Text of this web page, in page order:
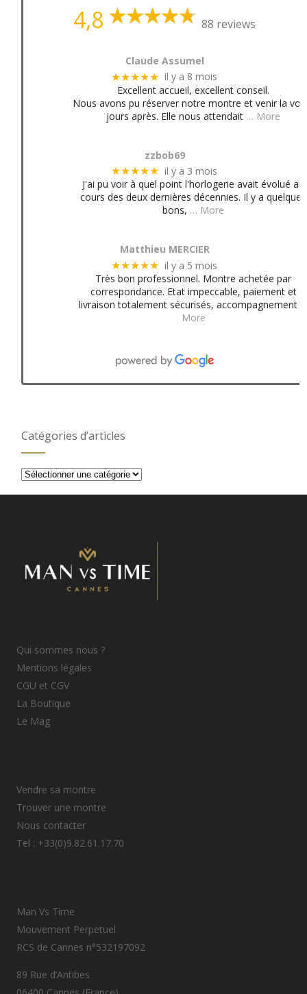
4,8 88 reviews
Claude Assumel
★★★★★ il y a 8 mois
Excellent accueil, excellent conseil.
Nous avons pu réserver notre montre et venir la
jours après. Elle nous attendait … More
zzbob69
★★★★★ il y a 3 mois
J'ai pu voir à quel point l'horlogerie avait évolué au
cours des deux dernières décennies. Il y a quelques
bons, … More
Matthieu MERCIER
★★★★★ il y a 5 mois
Très bon professionnel. Montre achetée par
correspondance. Etat impeccable, paiement et
livraison totalement sécurisés, accompagnement
More
Catégories d’articles
Catégories
Qui sommes nous ?
Mentions légales
CGU et CGV
La Boutique
Le Mag
Vendre sa montre
Trouver une montre
Nous contacter
Tel : +33(0)9.82.61.17.70
Man Vs Time
Mouvement Perpetuel
RCS de Cannes n°532197092
89 Rue d’Antibes